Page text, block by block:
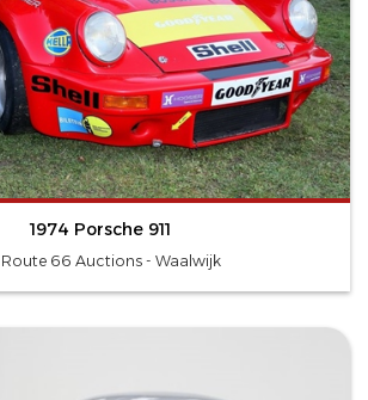
1974 Porsche 911
Route 66 Auctions - Waalwijk